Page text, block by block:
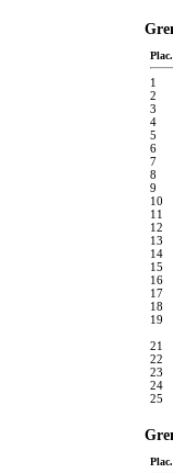
Plac.
1
2
3
4
5
6
7
8
9
10
11
12
13
14
15
16
17
18
19
21
22
23
24
25
Plac.